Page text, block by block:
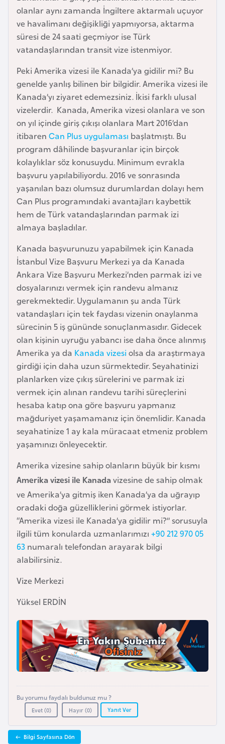
olanlar aynı zamanda İngiltere aktarmalı uçuyor
ve havalimanı değişikliği yapmıyorsa, aktarma
süresi de 24 saati geçmiyor ise Türk
vatandaşlarından transit vize istenmiyor.
Peki Amerika vizesi ile Kanada’ya gidilir mi? Bu
genelde yanlış bilinen bir bilgidir. Amerika vizesi ile
Kanada’yı ziyaret edemezsiniz. İkisi farklı ulusal
vizelerdir. Kanada, Amerika vizesi olanlara ve son
on yıl içinde giriş çıkışı olanlara Mart 2016’dan
itibaren Can Plus uygulaması başlatmıştı. Bu
program dâhilinde başvuranlar için birçok
kolaylıklar söz konusuydu. Minimum evrakla
başvuru yapılabiliyordu. 2016 ve sonrasında
yaşanılan bazı olumsuz durumlardan dolayı hem
Can Plus programındaki avantajları kaybettik
hem de Türk vatandaşlarından parmak izi
almaya başladılar.
Kanada başvurunuzu yapabilmek için Kanada
İstanbul Vize Başvuru Merkezi ya da Kanada
Ankara Vize Başvuru Merkezi’nden parmak izi ve
dosyalarınızı vermek için randevu almanız
gerekmektedir. Uygulamanın şu anda Türk
vatandaşları için tek faydası vizenin onaylanma
sürecinin 5 iş gününde sonuçlanmasıdır. Gidecek
olan kişinin uyruğu yabancı ise daha önce alınmış
Amerika ya da Kanada vizesi olsa da araştırmaya
girdiği için daha uzun sürmektedir. Seyahatinizi
planlarken vize çıkış sürelerini ve parmak izi
vermek için alınan randevu tarihi süreçlerini
hesaba katıp ona göre başvuru yapmanız
mağduriyet yaşamamanız için önemlidir. Kanada
seyahatinize 1 ay kala müracaat etmeniz problem
yaşamınızı önleyecektir.
Amerika vizesine sahip olanların büyük bir kısmı
Amerika vizesi ile Kanadavizesine de sahip olmak
ve Amerika’ya gitmiş iken Kanada’ya da uğrayıp
oradaki doğa güzelliklerini görmek istiyorlar.
“Amerika vizesi ile Kanada’ya gidilir mi?” sorusuyla
ilgili tüm konularda uzmanlarımızı +90 212 970 05
63 numaralı telefondan arayarak bilgi
alabilirsiniz.
Vize Merkezi
Yüksel ERDİN
Bu yorumu faydalı buldunuz mu ?
Evet (0) Hayır (0) Yanıt Ver
Bilgi Sayfasına Dön
B
a
h
e
y
n
B
a
n
g
l
a
d
e
B
e
l
a
r
u
s
B
e
l
ç
i
k
B
e
n
i
n
B
o
n
a
s
k
B
u